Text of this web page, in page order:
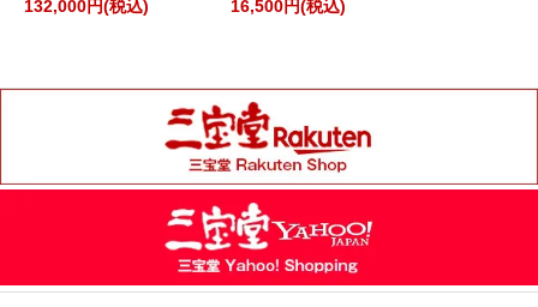
132,000円(税込)
16,500円(税込)